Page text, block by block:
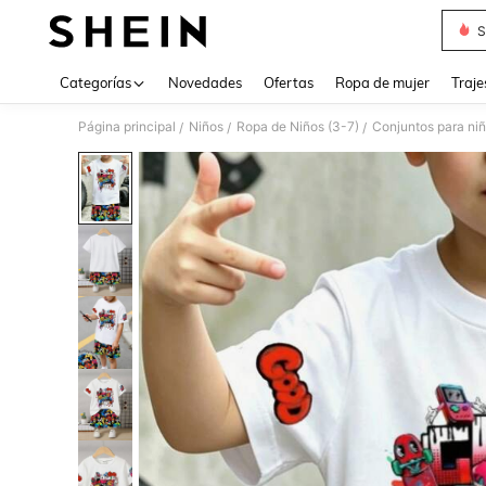
Categorías Novedades Ofertas Ropa de mujer
Página principal / Niños / Ropa de Niños (3-7) / Conjuntos para